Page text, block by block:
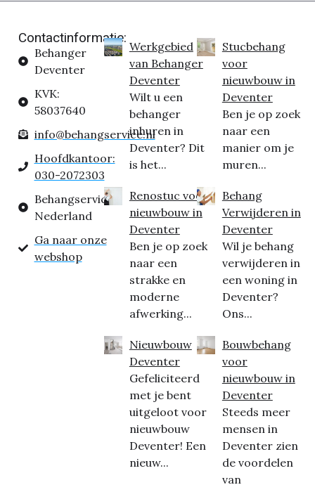
Contactinformatie:
Behanger
Deventer
KVK:
58037640
info@behangservice.nl
Hoofdkantoor:
030-2072303
Behangservice
Nederland
Ga naar onze
webshop
Werkgebied
van Behanger
Deventer
Wilt u een
behanger
inhuren in
Deventer? Dit
is het...
Renostuc voor
nieuwbouw in
Deventer
Ben je op zoek
naar een
strakke en
moderne
afwerking...
Nieuwbouw
Deventer
Gefeliciteerd
met je bent
uitgeloot voor
nieuwbouw
Deventer! Een
nieuw...
Stucbehang
voor
nieuwbouw in
Deventer
Ben je op zoek
naar een
manier om je
muren...
Behang
Verwijderen in
Deventer
Wil je behang
verwijderen in
een woning in
Deventer?
Ons...
Bouwbehang
voor
nieuwbouw in
Deventer
Steeds meer
mensen in
Deventer zien
de voordelen
van